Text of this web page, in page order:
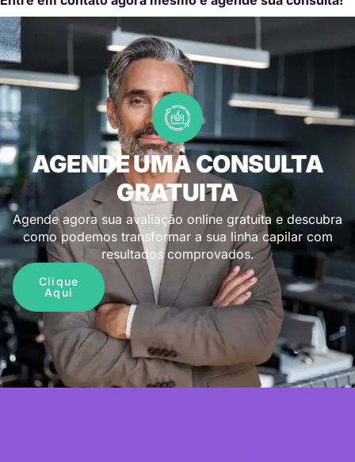
AGENDE UMA CONSULTA
GRATUITA
Agende agora sua avaliação online gratuita e descubra
como podemos transformar a sua linha capilar com
resultados comprovados.
Clique
Aqui